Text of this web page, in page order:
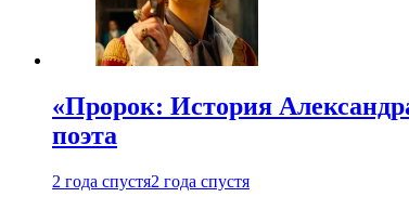
«Пророк: История
поэта
2 года спустя2 года спустя